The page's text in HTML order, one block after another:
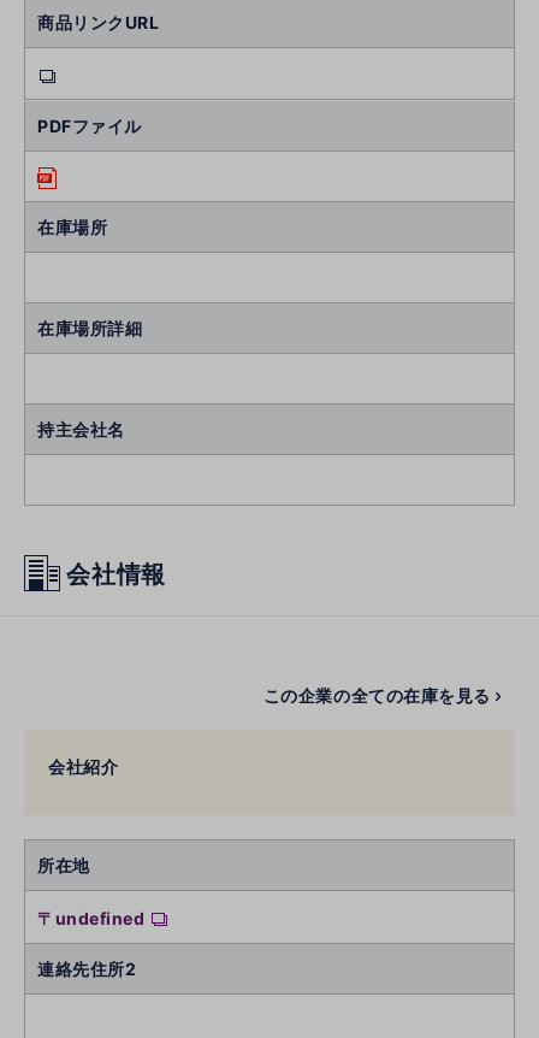
商品リンクURL
PDFファイル
在庫場所
在庫場所詳細
持主会社名
会社情報
この企業の全ての在庫を見る
会社紹介
所在地
〒undefined
連絡先住所2